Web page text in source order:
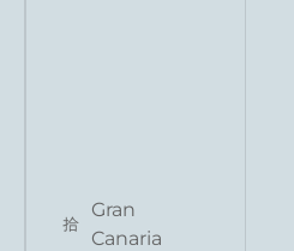
Gran
Canaria